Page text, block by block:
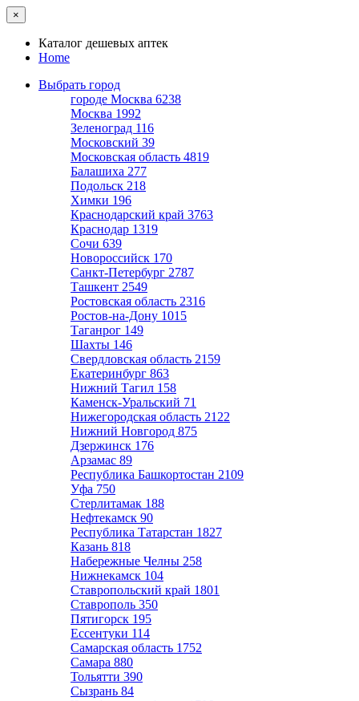
×
Каталог дешевых аптек
Home
Выбрать город
городе Москва 6238
Москва 1992
Зеленоград 116
Московский 39
Московская область 4819
Балашиха 277
Подольск 218
Химки 196
Краснодарский край 3763
Краснодар 1319
Сочи 639
Новороссийск 170
Санкт-Петербург 2787
Ташкент 2549
Ростовская область 2316
Ростов-на-Дону 1015
Таганрог 149
Шахты 146
Свердловская область 2159
Екатеринбург 863
Нижний Тагил 158
Каменск-Уральский 71
Нижегородская область 2122
Нижний Новгород 875
Дзержинск 176
Арзамас 89
Республика Башкортостан 2109
Уфа 750
Стерлитамак 188
Нефтекамск 90
Республика Татарстан 1827
Казань 818
Набережные Челны 258
Нижнекамск 104
Ставропольский край 1801
Ставрополь 350
Пятигорск 195
Ессентуки 114
Самарская область 1752
Самара 880
Тольятти 390
Сызрань 84